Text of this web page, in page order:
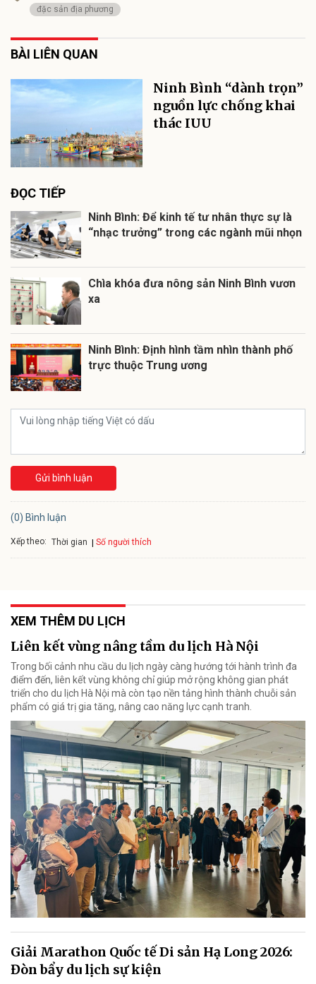
đặc sản địa phương
BÀI LIÊN QUAN
Ninh Bình “dành trọn”
nguồn lực chống khai
thác IUU
ĐỌC TIẾP
Ninh Bình: Để kinh tế tư nhân thực sự là
“nhạc trưởng” trong các ngành mũi nhọn
Chìa khóa đưa nông sản Ninh Bình vươn
xa
Ninh Bình: Định hình tầm nhìn thành phố
trực thuộc Trung ương
Gửi bình luận
(0) Bình luận
Xếp theo: Thời gian Số người thích
XEM THÊM DU LỊCH
Liên kết vùng nâng tầm du lịch Hà Nội
Trong bối cảnh nhu cầu du lịch ngày càng hướng tới hành trình đa
điểm đến, liên kết vùng không chỉ giúp mở rộng không gian phát
triển cho du lịch Hà Nội mà còn tạo nền tảng hình thành chuỗi sản
phẩm có giá trị gia tăng, nâng cao năng lực cạnh tranh.
Giải Marathon Quốc tế Di sản Hạ Long 2026:
Đòn bẩy du lịch sự kiện